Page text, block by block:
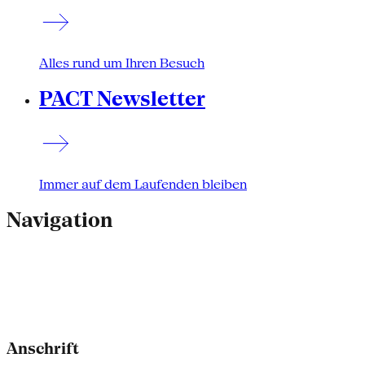
Alles rund um Ihren Besuch
PACT Newsletter
Immer auf dem Laufenden bleiben
Navigation
Anschrift